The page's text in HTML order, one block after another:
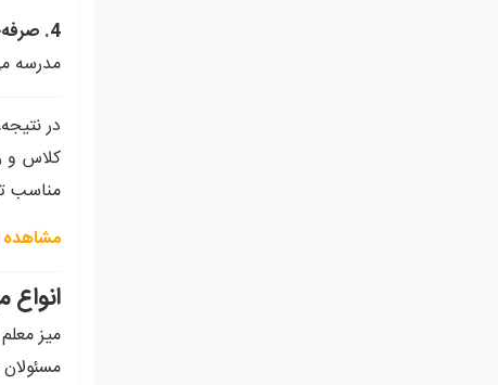
4. صرفه‌جویی در هزینه‌ها:
مدرسه
در
کلاس و
مناسب
مشاهده
میز